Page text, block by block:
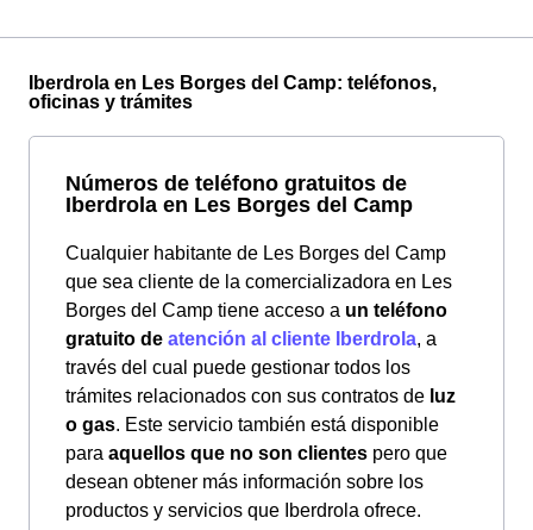
Iberdrola en Les Borges del Camp: teléfonos,
oficinas y trámites
Números de teléfono gratuitos de
Iberdrola en Les Borges del Camp
Cualquier habitante de Les Borges del Camp
que sea cliente de la comercializadora en Les
Borges del Camp tiene acceso a un teléfono
gratuito de atención al cliente Iberdrola, a
través del cual puede gestionar todos los
trámites relacionados con sus contratos de luz
o gas. Este servicio también está disponible
para aquellos que no son clientes pero que
desean obtener más información sobre los
productos y servicios que Iberdrola ofrece.